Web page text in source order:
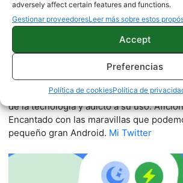
adversely affect certain features and functions.
Gestionar proveedoresLeer más sobre estos
Accept
Preferencias
Política de cookiesPolítica de
Víctor Fantoba
190 artículos publicados en
ExRedactor en ProAndroid.com | Geek
de la tecnología y adicto a su uso.
Encantado con las maravillas que
pequeño gran Android. Mi Twitter